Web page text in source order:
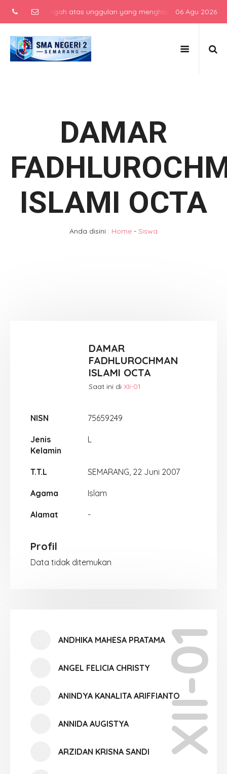
menengah atas unggulan yang menghasilkan lulusan
06 Agu 2026
DAMAR
ISLAMI OCTA
Anda disini : Home - Siswa
DAMAR
FADHLUROCHMAN
ISLAMI OCTA
Saat ini diXII-01
NISN 75659249
Jenis
Kelamin
L
T.T.L SEMARANG, 22 Juni 2007
Agama Islam
Alamat -
Profil
Data tidak ditemukan
XII-01
ANDHIKA MAHESA PRATAMA
ANGEL FELICIA CHRISTY
ANINDYA KANALITA ARIFFIANTO
ANNIDA AUGISTYA
ARZIDAN KRISNA SANDI